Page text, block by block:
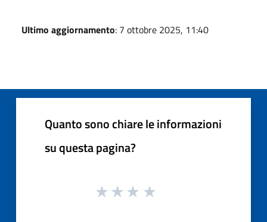
Ultimo aggiornamento: 7 ottobre 2025, 11:40
Quanto sono chiare le informazioni
su questa pagina?